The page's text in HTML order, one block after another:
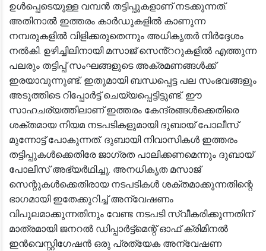
ഉൾപ്പെടെയുള്ള വമ്പൻ തട്ടിപ്പുകളാണ് നടക്കുന്നത്.
അതിനാൽ ഇത്തരം കാർഡുകളിൽ കാണുന്ന
നമ്പരുകളിൽ വിളിക്കരുതെന്നും അധികൃതർ നിർദ്ദേശം
നൽകി. ഉഴിച്ചിലിനായി മസാജ് സെൻ്ററുകളിൽ എത്തുന്ന
പലരും തട്ടിപ്പ് സംഘങ്ങളുടെ അക്രമണങ്ങൾക്ക്
ഇരയാവുന്നുണ്ട്. ഇതുമായി ബന്ധപ്പെട്ട പല സംഭവങ്ങളും
അടുത്തിടെ റിപ്പോർട്ട് ചെയ്യപ്പെട്ടിട്ടുണ്ട്. ഈ
സാഹചര്യത്തിലാണ് ഇത്തരം കേന്ദ്രങ്ങൾക്കെതിരെ
ശക്തമായ നിയമ നടപടികളുമായി ദുബായ് പോലീസ്
മുന്നോട്ട് പോകുന്നത്. ദുബായി നിവാസികൾ ഇത്തരം
തട്ടിപ്പുകൾക്കെതിരേ ജാഗ്രത പാലിക്കണമെന്നും ദുബായ്
പോലീസ് അഭ്യർഥിച്ചു. അനധികൃത മസാജ്
സെന്റുകൾക്കെതിരായ നടപടികൾ ശക്തമാക്കുന്നതിന്റെ
ഭാഗമായി ഇതേക്കുറിച്ച് അന്വേഷണം
വിപുലമാക്കുന്നതിനും വേണ്ട നടപടി സ്വീകരിക്കുന്നതിന്
മാത്രമായി ജനറൽ ഡിപ്പാർട്ട്മെന്റ് ഓഫ് ക്രിമിനൽ
ഇൻവെസ്റ്റിഗേഷൻ ഒരു പ്രത്യേക അന്വേഷണ